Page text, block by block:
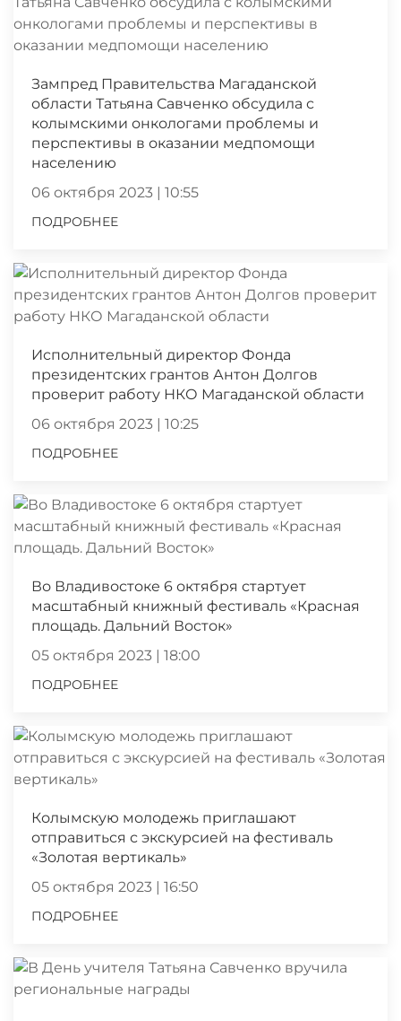
Зампред Правительства Магаданской
области Татьяна Савченко обсудила с
колымскими онкологами проблемы и
перспективы в оказании медпомощи
населению
06 октября 2023 | 10:55
ПОДРОБНЕЕ
Исполнительный директор Фонда
президентских грантов Антон Долгов
проверит работу НКО Магаданской области
06 октября 2023 | 10:25
ПОДРОБНЕЕ
Во Владивостоке 6 октября стартует
масштабный книжный фестиваль «Красная
площадь. Дальний Восток»
05 октября 2023 | 18:00
ПОДРОБНЕЕ
Колымскую молодежь приглашают
отправиться с экскурсией на фестиваль
«Золотая вертикаль»
05 октября 2023 | 16:50
ПОДРОБНЕЕ